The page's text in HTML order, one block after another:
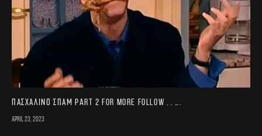
Πασχαλινό σπαμ part 2 For more follow . . ….
April 23, 2023